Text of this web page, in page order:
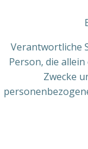
Verantwortliche
Person, die
Zwecke